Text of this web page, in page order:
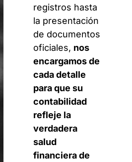
registros hasta
la presentación
de documentos
oficiales, nos
encargamos de
cada detalle
para que su
contabilidad
refleje la
verdadera
salud
financiera de